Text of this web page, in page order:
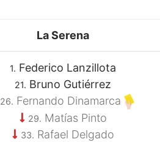
La Serena
1. Federico Lanzillota
21. Bruno Gutiérrez
26. Fernando Dinamarca
29. Matías Pinto
33. Rafael Delgado